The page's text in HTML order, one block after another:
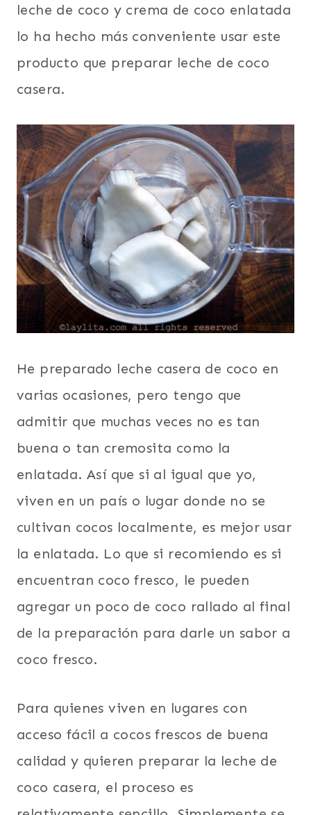
leche de coco y crema de coco enlatada
lo ha hecho más conveniente usar este
producto que preparar leche de coco
casera.
He preparado leche casera de coco en
varias ocasiones, pero tengo que
admitir que muchas veces no es tan
buena o tan cremosita como la
enlatada. Así que si al igual que yo,
viven en un país o lugar donde no se
cultivan cocos localmente, es mejor usar
la enlatada. Lo que si recomiendo es si
encuentran coco fresco, le pueden
agregar un poco de coco rallado al final
de la preparación para darle un sabor a
coco fresco.
Para quienes viven en lugares con
acceso fácil a cocos frescos de buena
calidad y quieren preparar la leche de
coco casera, el proceso es